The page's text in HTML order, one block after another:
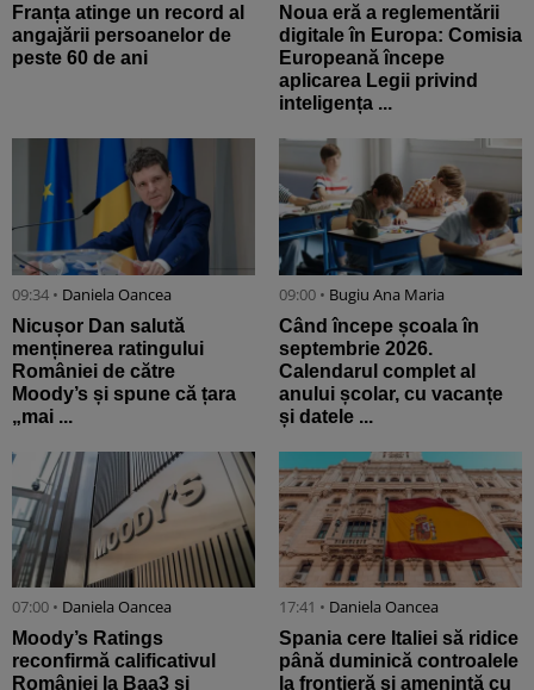
Franța atinge un record al
angajării persoanelor de
peste 60 de ani
Noua eră a reglementării
digitale în Europa: Comisia
Europeană începe
aplicarea Legii privind
inteligența ...
09:34 • Daniela Oancea
Nicușor Dan salută
menținerea ratingului
României de către
Moody’s și spune că țara
„mai ...
09:00 • Bugiu ⁠Ana Maria
Când începe școala în
septembrie 2026.
Calendarul complet al
anului școlar, cu vacanțe
și datele ...
07:00 • Daniela Oancea
Moody’s Ratings
reconfirmă calificativul
României la Baa3 și
17:41 • Daniela Oancea
Spania cere Italiei să ridice
până duminică controalele
la frontieră și amenință cu